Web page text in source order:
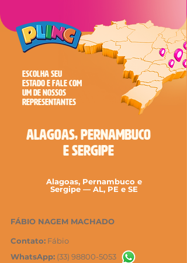
ESCOLHA SEU
ESTADO E FALE COM
UM DE NOSSOS
REPRESENTANTES
Alagoas, Pernambuco
e Sergipe
Alagoas, Pernambuco e
Sergipe — AL, PE e SE
FÁBIO NAGEM MACHADO
Contato: Fábio
WhatsApp: (33) 98800-5053